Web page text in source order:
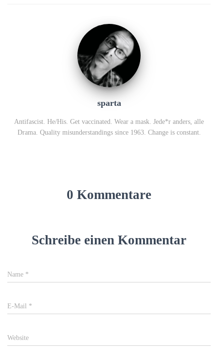
sparta
Antifascist. He/His. Get vaccinated. Wear a mask. Jede*r anders, alle
Drama. Quality misunderstandings since 1963. Change is constant.
0 Kommentare
Schreibe einen Kommentar
Name *
E-Mail *
Website